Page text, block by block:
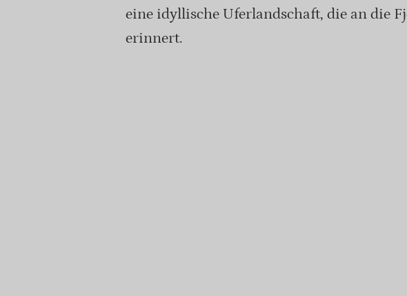
eine idyllische Uferlandschaft, die an die
erinnert.